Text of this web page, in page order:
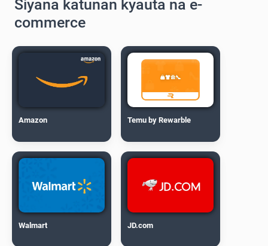
Siyana katunan kyauta na e-
commerce
Amazon Temu by Rewarble
Walmart JD.com